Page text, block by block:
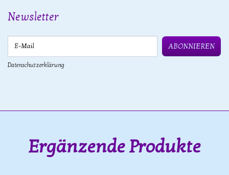
Newsletter
ABONNIEREN
Datenschutzerklärung
Ergänzende Produkte